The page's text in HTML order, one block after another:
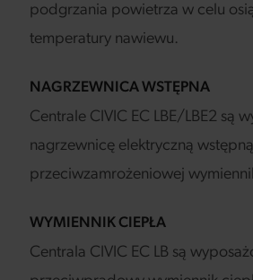
podgrzania powietrza w celu
temperatury nawiewu.
NAGRZEWNICA WSTĘPNA
Centrale CIVIC EC LBE/LBE2 są
nagrzewnicę elektryczną
przeciwzamrożeniowej
WYMIENNIK CIEPŁA
Centrala CIVIC EC LB są